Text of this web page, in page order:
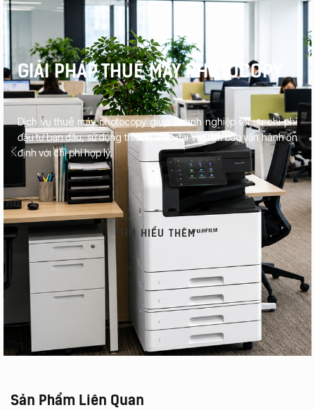
GIẢI PHÁP THUÊ MÁY PHOTOCOPY
Dịch vụ thuê máy photocopy giúp doanh nghiệp tối ưu chi phí
đầu tư ban đầu, sử dụng thiết bị hiện đại và đảm bảo vận hành ổn
định với chi phí hợp lý.
TÌM HIỂU THÊM
Sản Phẩm Liên Quan